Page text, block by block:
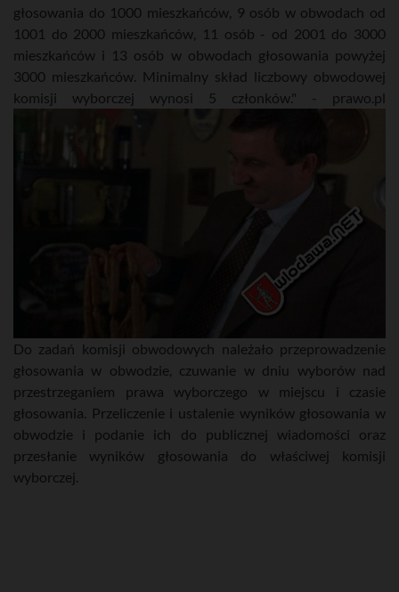
głosowania do 1000 mieszkańców, 9 osób w obwodach od
1001 do 2000 mieszkańców, 11 osób - od 2001 do 3000
mieszkańców i 13 osób w obwodach głosowania powyżej
3000 mieszkańców. Minimalny skład liczbowy obwodowej
komisji wyborczej wynosi 5 członków." - prawo.pl
Do zadań komisji obwodowych należało przeprowadzenie
głosowania w obwodzie, czuwanie w dniu wyborów nad
przestrzeganiem prawa wyborczego w miejscu i czasie
głosowania. Przeliczenie i ustalenie wyników głosowania w
obwodzie i podanie ich do publicznej wiadomości oraz
przesłanie wyników głosowania do właściwej komisji
wyborczej.